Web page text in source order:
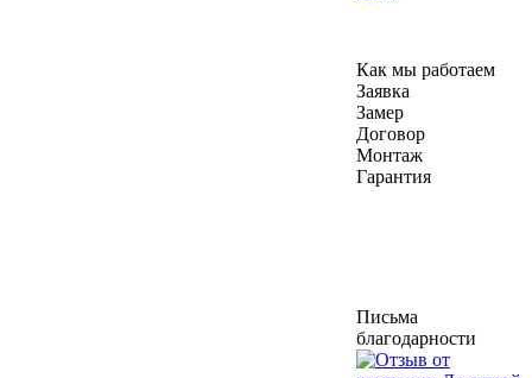
Как мы работаем
Заявка
Замер
Договор
Монтаж
Гарантия
Письма
благодарности